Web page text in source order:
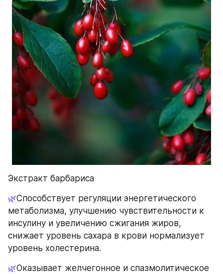
Экстракт барбариса
🌿Способствует регуляции энергетического
метаболизма, улучшению чувствительности к
инсулину и увеличению сжигания жиров,
снижает уровень сахара в крови нормализует
уровень холестерина.
🌿Оказывает желчегонное и спазмолитическое